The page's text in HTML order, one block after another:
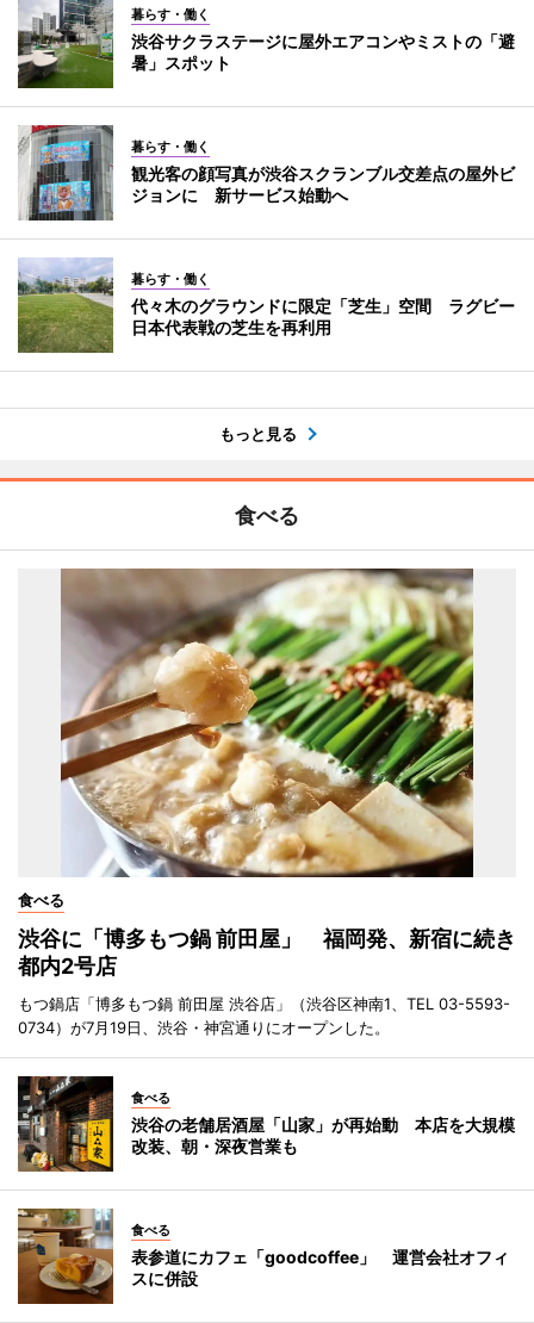
暮らす・働く
渋谷サクラステージに屋外エアコンやミストの「避
暑」スポット
暮らす・働く
観光客の顔写真が渋谷スクランブル交差点の屋外ビ
ジョンに 新サービス始動へ
暮らす・働く
代々木のグラウンドに限定「芝生」空間 ラグビー
日本代表戦の芝生を再利用
もっと見る
食べる
食べる
渋谷に「博多もつ鍋 前田屋」 福岡発、新宿に続き
都内2号店
もつ鍋店「博多もつ鍋 前田屋 渋谷店」（渋谷区神南1、TEL 03-5593-
0734）が7月19日、渋谷・神宮通りにオープンした。
食べる
渋谷の老舗居酒屋「山家」が再始動 本店を大規模
改装、朝・深夜営業も
食べる
表参道にカフェ「goodcoffee」 運営会社オフィ
スに併設